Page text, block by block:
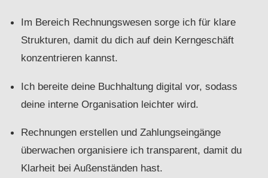
Im Bereich Rechnungswesen sorge ich für klare
Strukturen, damit du dich auf dein Kerngeschäft
konzentrieren kannst.
Ich bereite deine Buchhaltung digital vor, sodass
deine interne Organisation leichter wird.
Rechnungen erstellen und Zahlungseingänge
überwachen organisiere ich transparent, damit du
Klarheit bei Außenständen hast.